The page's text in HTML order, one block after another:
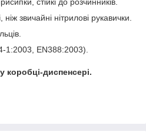
ніж звичайні нітрилові рукавички.
1:2003, EN388:2003).
коробці-диспенсері.